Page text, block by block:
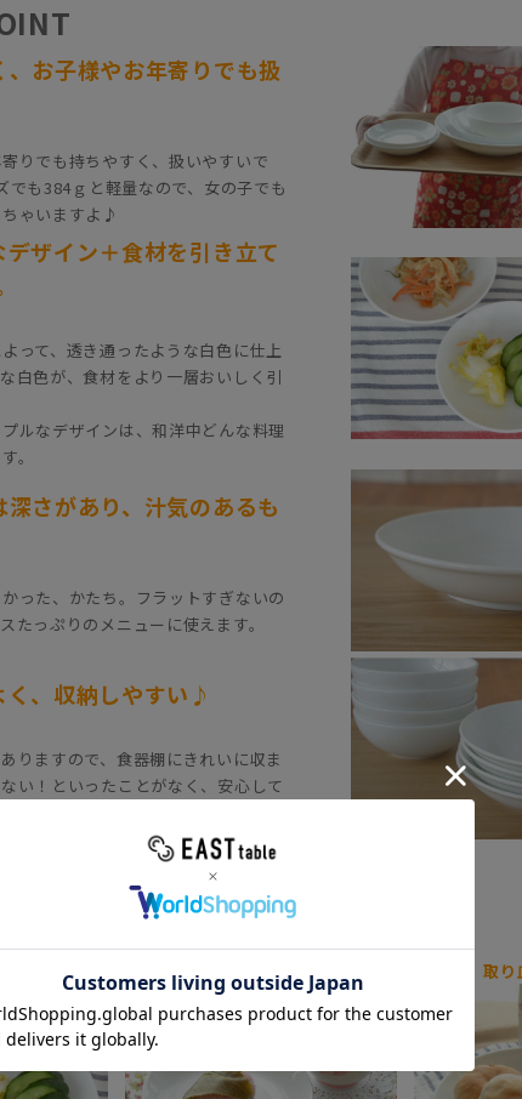
、お子様やお年寄りでも扱
りでも持ちやすく、扱いやすいで
でも384ｇと軽量なので、女の子でも
ゃいますよ♪
デザイン＋食材を引き立て
って、透き通ったような白色に仕上
白色が、食材をより一層おいしく引
ルなデザインは、和洋中どんな料理
。
深さがあり、汁気のあるも
った、かたち。フラットすぎないの
たっぷりのメニューに使えます。
く、収納しやすい♪
りますので、食器棚にきれいに収ま
い！といったことがなく、安心して
は全6種類
ゆに サイドメニューや 小さめ散り皿に 取り